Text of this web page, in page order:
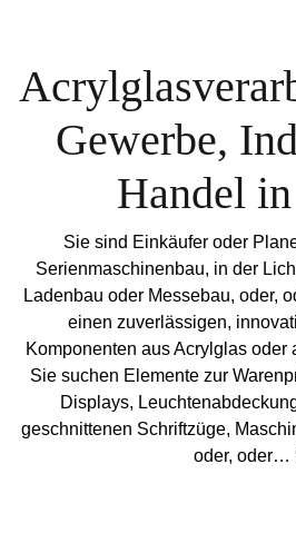
Gewerbe,
Handel
Sie sind Einkäufer oder
Serienmaschinenbau, in der
Ladenbau oder Messebau, oder,
einen zuverlässigen,
Komponenten aus Acrylglas oder
Sie suchen Elemente zur
Displays,
geschnittenen Schriftzüge,
oder, oder…